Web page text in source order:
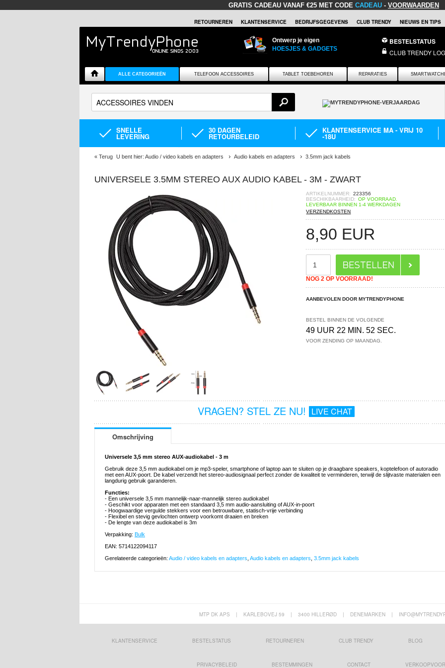
GRATIS CADEAU VANAF €25 MET CODE CADEAU - VOORWAARDEN
RETOURNEREN KLANTENSERVICE BEDRIJFSGEGEVENS CLUB TRENDY NIEUWS EN TIPS
Ontwerp je eigen
HOESJES & GADGETS
BESTELSTATUS
CLUB TRENDY
ALLE CATEGORIEËN TELEFOON ACCESSOIRES TABLET TOEBEHOREN REPARATIES
SNELLE
LEVERING
30 DAGEN
RETOURBELEID
KLANTENSERVICE MA - VRIJ 10
-18U
« Terug U bent hier: Audio / video kabels en adapters Audio kabels en adapters 3.5mm jack kabels
UNIVERSELE 3.5MM STEREO AUX AUDIO KABEL - 3M - ZWART
ARTIKELNUMMER: 223356
BESCHIKBAARHEID: OP VOORRAAD.
LEVERBAAR BINNEN 1-4 WERKDAGEN
VERZENDKOSTEN
8,90 EUR
NOG 2 OP VOORRAAD!
AANBEVOLEN DOOR MYTRENDYPHONE
BESTEL BINNEN DE VOLGENDE
49 UUR 22 MIN. 52 SEC.
VOOR ZENDING OP MAANDAG.
VRAGEN? STEL ZE NU! LIVE CHAT
Omschrijving
Universele 3,5 mm stereo AUX-audiokabel - 3 m
Gebruik deze 3,5 mm audiokabel om je mp3-speler, smartphone of laptop aan te sluiten op je draagbare speakers, koptelefoon of autoradio
met een AUX-poort. De kabel verzendt het stereo-audiosignaal perfect zonder de kwaliteit te verminderen, terwijl de slijtvaste materialen een
langdurig gebruik garanderen.
Functies:
- Een universele 3,5 mm mannelijk-naar-mannelijk stereo audiokabel
- Geschikt voor apparaten met een standaard 3,5 mm audio-aansluiting of AUX-in-poort
- Hoogwaardige vergulde stekkers voor een betrouwbare, statisch-vrije verbinding
- Flexibel en stevig gevlochten ontwerp voorkomt draaien en breken
- De lengte van deze audiokabel is 3m
Verpakking: Bulk
EAN: 5714122094117
Gerelateerde categorieën: Audio / video kabels en adapters Audio kabels en adapters 3.5mm jack kabels
MTP DK APS | KARLEBOVEJ 59 | 3400 HILLERØD | DENEMARKEN |
KLANTENSERVICE BESTELSTATUS RETOURNEREN CLUB TRENDY BLOG
PRIVACYBELEID BESTEMMINGEN CONTACT